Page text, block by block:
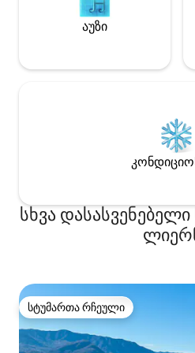
აუზი
სხვა
სტუმართა რჩეული
სტუმართა რჩეული